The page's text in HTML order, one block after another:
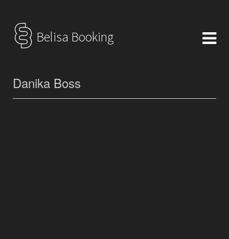
Belisa Booking
Danika Boss